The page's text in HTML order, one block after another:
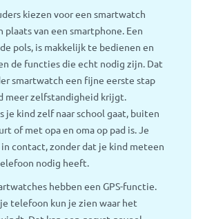
kiezen voor een smartwatch
plaats van een smartphone. Een
pols, is makkelijk te bedienen en
de functies die echt nodig zijn. Dat
smartwatch een fijne eerste stap
meer zelfstandigheid krijgt.
je kind zelf naar school gaat, buiten
of met opa en oma op pad is. Je
contact, zonder dat je kind meteen
nodig heeft.
hebben een GPS-functie.
telefoon kun je zien waar het